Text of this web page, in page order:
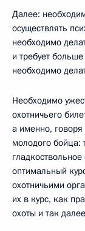
Далее:
осуществлять
необходимо
и требует
необходимо
Необходимо
охотничьего
а именно,
молодого бойца:
оптимальный
охотничьими
их в курс, как
охоты и так